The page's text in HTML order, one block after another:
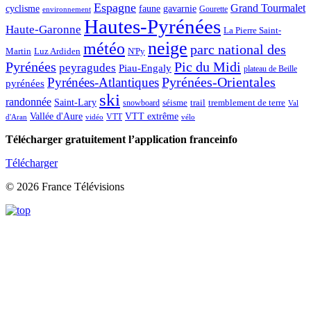
cyclisme environnement Espagne faune gavarnie Gourette Grand Tourmalet
Haute-Garonne Hautes-Pyrénées La Pierre Saint-
Martin Luz Ardiden météo N'Py neige parc national des
Pyrénées peyragudes Piau-Engaly Pic du Midi plateau de Beille
pyrénées Pyrénées-AtlantiquesPyrénées-Orientales
randonnée Saint-Lary ski snowboard séisme trail tremblement de terre Val
d'Aran Vallée d'Aure vidéo VTT VTT extrême vélo
Télécharger gratuitement l’application franceinfo
Télécharger
© 2026 France Télévisions